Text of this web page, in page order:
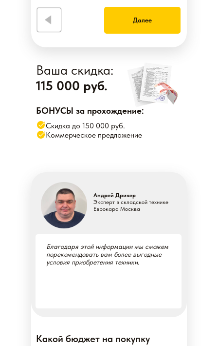
Далее
Ваша скидка:
115 000 руб.
Скидка до 150 000 руб.
Коммерческое предложение
БОНУСЫ за прохождение:
Какой бюджет на покупку
Андрей Дрикер
Эксперт в складской технике
Еврокара Москва
Благодаря этой информации мы сможем
порекомендовать вам более выгодные
условия приобретения техники.